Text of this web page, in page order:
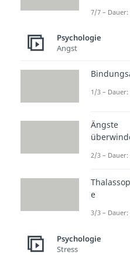
Sobald du
hast,
weiß, was
auch
Beispiel:
Handy
Tag erzählt
traurig.
erzähle.
morgen
reden?“
7/7 – Dauer:
Psychologie
Angst
1/3 – Dauer:
Ängste
2/3 – Dauer:
e
3/3 – Dauer:
Psychologie
Stress